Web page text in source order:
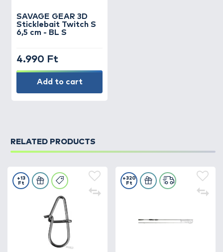
SAVAGE GEAR 3D
Sticklebait Twitch S
6,5 cm - BL S
4.990 Ft
Add to cart
RELATED PRODUCTS
+13
Ft
+320
Ft